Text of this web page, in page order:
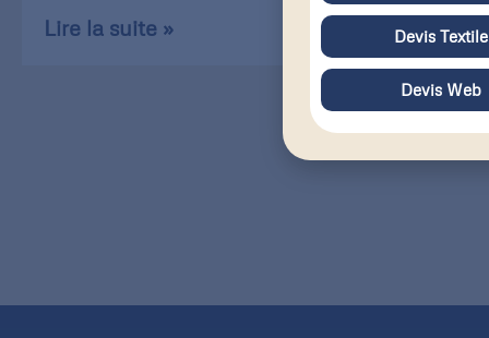
Lire la suite » Devis Textile
Devis Web